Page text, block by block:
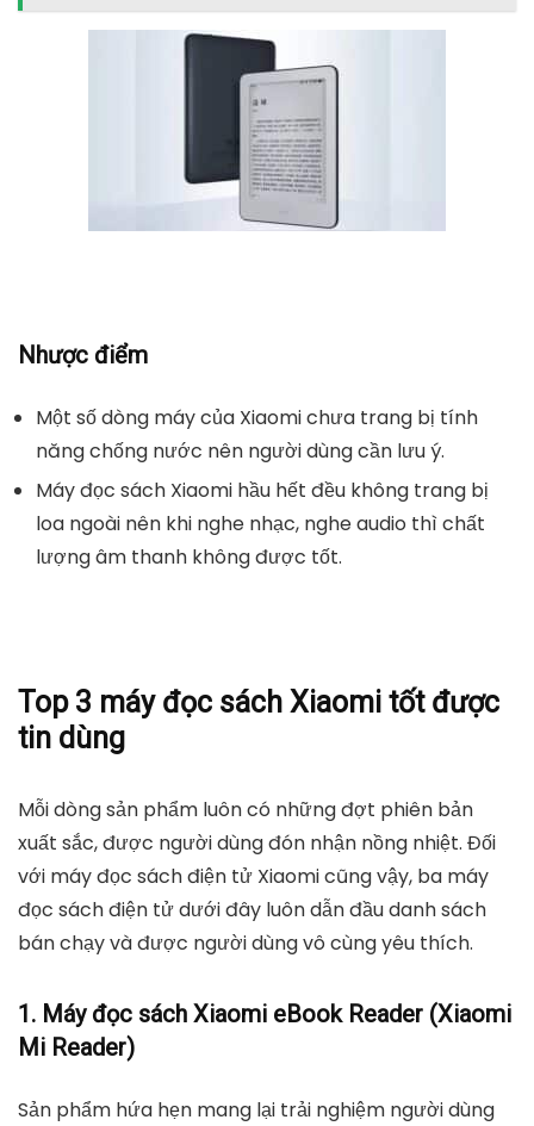
Nhược điểm
Một số dòng máy của Xiaomi chưa trang bị tính
năng chống nước nên người dùng cần lưu ý.
Máy đọc sách Xiaomi hầu hết đều không trang bị
loa ngoài nên khi nghe nhạc, nghe audio thì chất
lượng âm thanh không được tốt.
Top 3 máy đọc sách Xiaomi tốt được
tin dùng
Mỗi dòng sản phẩm luôn có những đợt phiên bản
xuất sắc, được người dùng đón nhận nồng nhiệt. Đối
với máy đọc sách điện tử Xiaomi cũng vậy, ba máy
đọc sách điện tử dưới đây luôn dẫn đầu danh sách
bán chạy và được người dùng vô cùng yêu thích.
1. Máy đọc sách Xiaomi eBook Reader (Xiaomi
Mi Reader)
Sản phẩm hứa hẹn mang lại trải nghiệm người dùng